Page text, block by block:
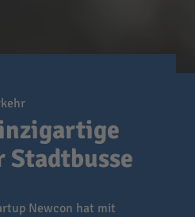
Stadtbusse
Newcon hat mit